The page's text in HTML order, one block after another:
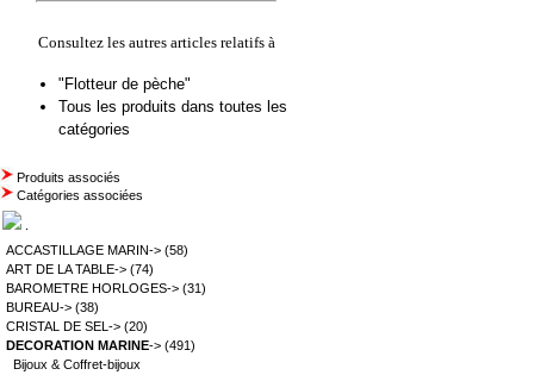
Consultez les autres articles relatifs à
"Flotteur de pèche"
Tous les produits dans toutes les
catégories
Produits associés
Catégories associées
ACCASTILLAGE MARIN-> (58)
ART DE LA TABLE-> (74)
BAROMETRE HORLOGES-> (31)
BUREAU-> (38)
CRISTAL DE SEL-> (20)
DECORATION MARINE-> (491)
Bijoux & Coffret-bijoux